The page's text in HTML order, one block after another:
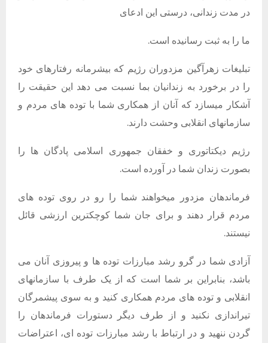
در مدت زندانی، درستی این ادعای
ما را به ثبت رسانیده است.
تبلیغات زهرآگین مزدوران رژیم که بیشرمانه رفتارهای خود
را در برخورد به زندانیان بما نسبت می دهد این حقیقت را
آشکار میسازد که آنان از همکاری شما با توده های مردم و
سازمانهای انقلابی وحشت دارند.
رژیم دیکتاتوری و خفقان جمهوری اسلامی پادگان ها را
بصورت زندان شما در آورده است.
فرماندهان مزدور میخواهند شما را رو در روی توده های
مردم قرار دهند و برای جان شما کوچکترین ارزشی قائل
نیستند.
آزادی شما در گرو رشد مبارزات توده ها و پیروزی آنان می
باشد، بنابراین بر شما است که از یک طرف با سازمانهای
انقلابی و توده های مردم همکاری کنید و به سوی پیشمرگان
تیراندازی نکنید و از طرف دیگر دستورات فرماندهان را
گردن ننهید و در ارتباط با رشد مبارزات توده ای، اعتراضات